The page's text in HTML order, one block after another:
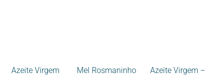
Azeite Virgem
Mel Rosmaninho
Azeite Virgem –